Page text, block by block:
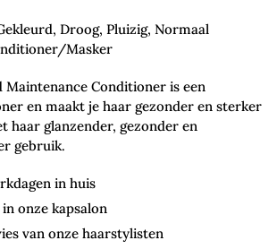
Droog, Pluizig, Normaal
Masker
Maintenance Conditioner is een
en maakt je haar gezonder en sterker
haar glanzender, gezonder en
gebruik.
in huis
onze kapsalon
van onze haarstylisten